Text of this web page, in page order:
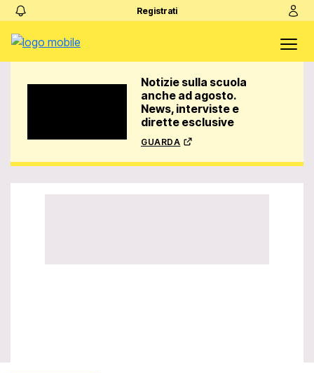
Registrati
Notizie sulla scuola
anche ad agosto.
News, interviste e
dirette esclusive
guarda